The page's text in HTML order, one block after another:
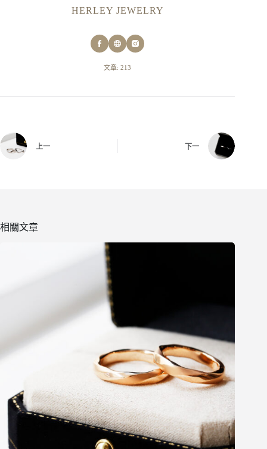
HERLEY JEWELRY
文章: 213
上一 下一
相關文章